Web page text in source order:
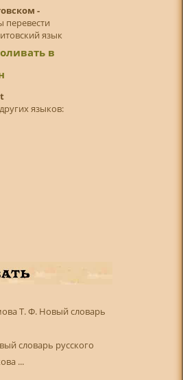
-
перевести
язык
в
языков:
Т. Ф. Новый словарь
словарь русского
...